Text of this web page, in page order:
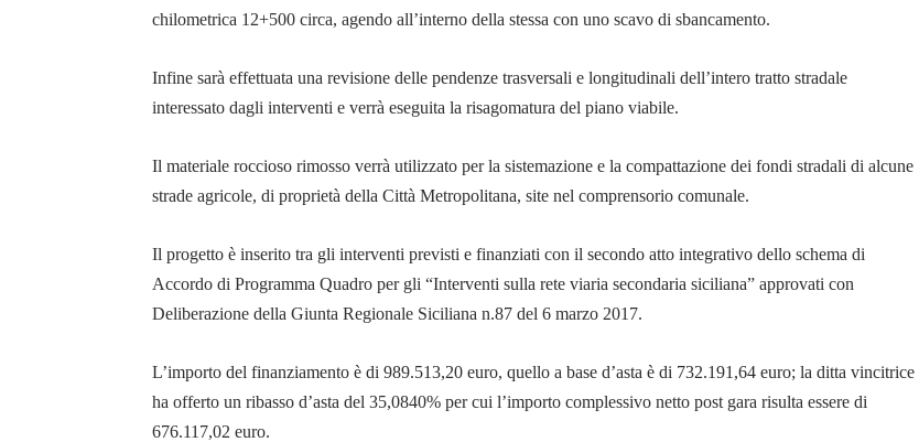
chilometrica 12+500 circa, agendo all’interno della stessa con uno scavo di sbancamento.
Infine sarà effettuata una revisione delle pendenze trasversali e longitudinali dell’intero tratto stradale
interessato dagli interventi e verrà eseguita la risagomatura del piano viabile.
Il materiale roccioso rimosso verrà utilizzato per la sistemazione e la compattazione dei fondi stradali di alcune
strade agricole, di proprietà della Città Metropolitana, site nel comprensorio comunale.
Il progetto è inserito tra gli interventi previsti e finanziati con il secondo atto integrativo dello schema di
Accordo di Programma Quadro per gli “Interventi sulla rete viaria secondaria siciliana” approvati con
Deliberazione della Giunta Regionale Siciliana n.87 del 6 marzo 2017.
L’importo del finanziamento è di 989.513,20 euro, quello a base d’asta è di 732.191,64 euro; la ditta vincitrice
ha offerto un ribasso d’asta del 35,0840% per cui l’importo complessivo netto post gara risulta essere di
676.117,02 euro.